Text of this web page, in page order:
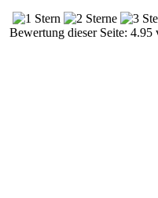
Bewertung dieser Seite: